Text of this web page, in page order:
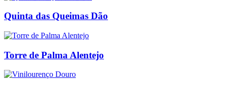
Quinta das Queimas Dão
Torre de Palma Alentejo